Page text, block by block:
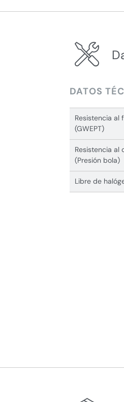
DATOS
Resistencia al
(GWEPT)
Resistencia al
(Presión bola)
Libre de